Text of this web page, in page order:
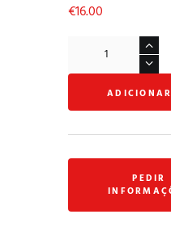
€16.00
Quantidade
Palheta
"Puchol
Reeds"
-
profissional
ADICIONAR